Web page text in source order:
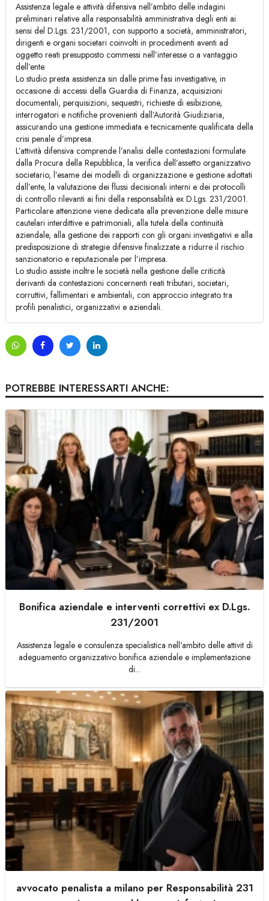
Assistenza legale e attività difensiva nell’ambito delle indagini
preliminari relative alla responsabilità amministrativa degli enti ai
sensi del D.Lgs. 231/2001, con supporto a società, amministratori,
dirigenti e organi societari coinvolti in procedimenti aventi ad
oggetto reati presupposto commessi nell’interesse o a vantaggio
dell’ente.
Lo studio presta assistenza sin dalle prime fasi investigative, in
occasione di accessi della Guardia di Finanza, acquisizioni
documentali, perquisizioni, sequestri, richieste di esibizione,
interrogatori e notifiche provenienti dall’Autorità Giudiziaria,
assicurando una gestione immediata e tecnicamente qualificata della
crisi penale d’impresa.
L’attività difensiva comprende l’analisi delle contestazioni formulate
dalla Procura della Repubblica, la verifica dell’assetto organizzativo
societario, l’esame dei modelli di organizzazione e gestione adottati
dall’ente, la valutazione dei flussi decisionali interni e dei protocolli
di controllo rilevanti ai fini della responsabilità ex D.Lgs. 231/2001.
Particolare attenzione viene dedicata alla prevenzione delle misure
cautelari interdittive e patrimoniali, alla tutela della continuità
aziendale, alla gestione dei rapporti con gli organi investigativi e alla
predisposizione di strategie difensive finalizzate a ridurre il rischio
sanzionatorio e reputazionale per l’impresa.
Lo studio assiste inoltre le società nella gestione delle criticità
derivanti da contestazioni concernenti reati tributari, societari,
corruttivi, fallimentari e ambientali, con approccio integrato tra
profili penalistici, organizzativi e aziendali.
POTREBBE INTERESSARTI ANCHE:
Bonifica aziendale e interventi correttivi ex D.Lgs.
231/2001
Assistenza legale e consulenza specialistica nell'ambito delle attivit di
adeguamento organizzativo bonifica aziendale e implementazione
di...
avvocato penalista a milano per Responsabilità 231